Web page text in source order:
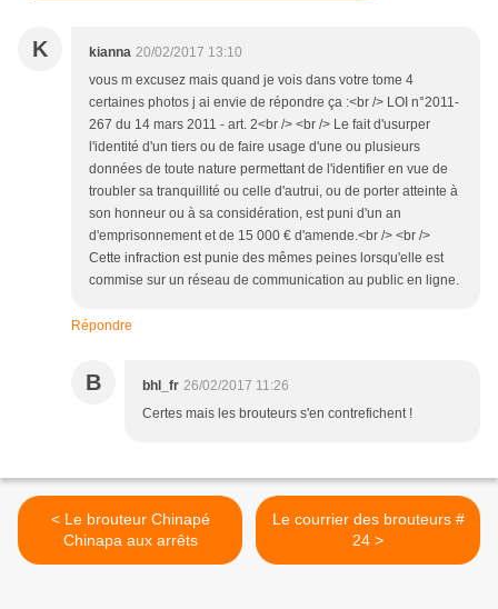
K kianna 20/02/2017 13:10
vous m excusez mais quand je vois dans votre tome 4
certaines photos j ai envie de répondre ça :<br /> LOI n°2011-
267 du 14 mars 2011 - art. 2<br /> <br /> Le fait d'usurper
l'identité d'un tiers ou de faire usage d'une ou plusieurs
données de toute nature permettant de l'identifier en vue de
troubler sa tranquillité ou celle d'autrui, ou de porter atteinte à
son honneur ou à sa considération, est puni d'un an
d'emprisonnement et de 15 000 € d'amende.<br /> <br />
Cette infraction est punie des mêmes peines lorsqu'elle est
commise sur un réseau de communication au public en ligne.
Répondre
B bhl_fr 26/02/2017 11:26
Certes mais les brouteurs s'en contrefichent !
< Le brouteur Chinapé
Chinapa aux arrêts
Le courrier des brouteurs #
24 >